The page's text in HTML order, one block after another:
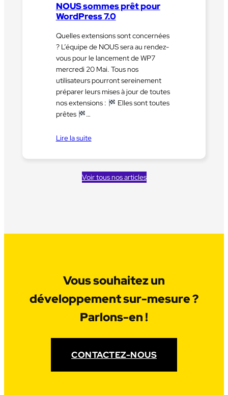
NOUS sommes prêt pour
WordPress 7.0
Quelles extensions sont concernées
? L’équipe de NOUS sera au rendez-
vous pour le lancement de WP7
mercredi 20 Mai. Tous nos
utilisateurs pourront sereinement
préparer leurs mises à jour de toutes
nos extensions :
Elles sont toutes
prêtes
…
Lire la suite
Voir tous nos articles
Vous souhaitez un
développement sur-mesure ?
Parlons-en !
CONTACTEZ-NOUS